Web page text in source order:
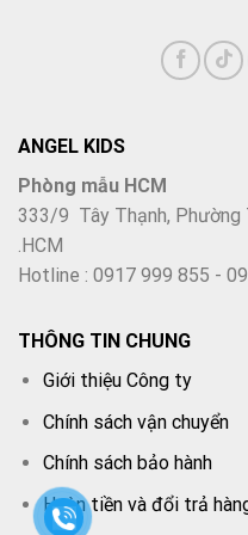
Hồng đáng yêu cho bé
Xanh năng động cho bé
Dù phòng rộng hay nhỏ,
nội thất gia đình.
Điều chỉnh chiều cao
Mặt bàn nghiêng linh
Đèn LED, giá sách,
ANGEL KIDS
Phòng mẫu HCM
333/9 Tây Thạnh, Phường
.HCM
Hotline : 0917 999 855 -
THÔNG TIN CHUNG
Giới thiệu Công ty
Chính sách vận chuyển
Chính sách bảo hành
Hoàn tiền và đổi trả